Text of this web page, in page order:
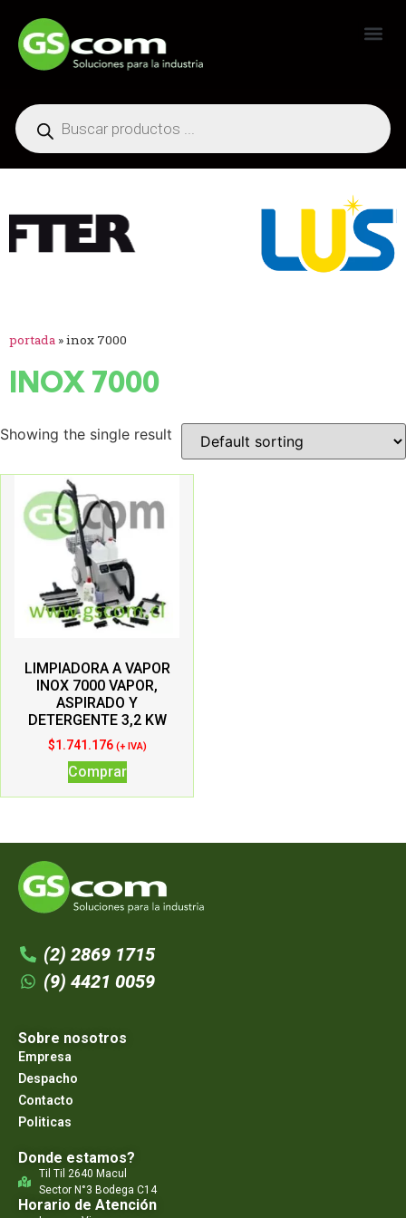
portada »inox 7000
INOX 7000
Showing the single result
LIMPIADORA A VAPOR
INOX 7000 VAPOR,
ASPIRADO Y
DETERGENTE 3,2 KW
$1.741.176 (+ IVA)
Comprar
(2) 2869 1715
(9) 4421 0059
Sobre nosotros
Empresa
Despacho
Contacto
Politicas
Donde estamos?
Til Til 2640 Macul
Sector N°3 Bodega C14
Horario de Atención